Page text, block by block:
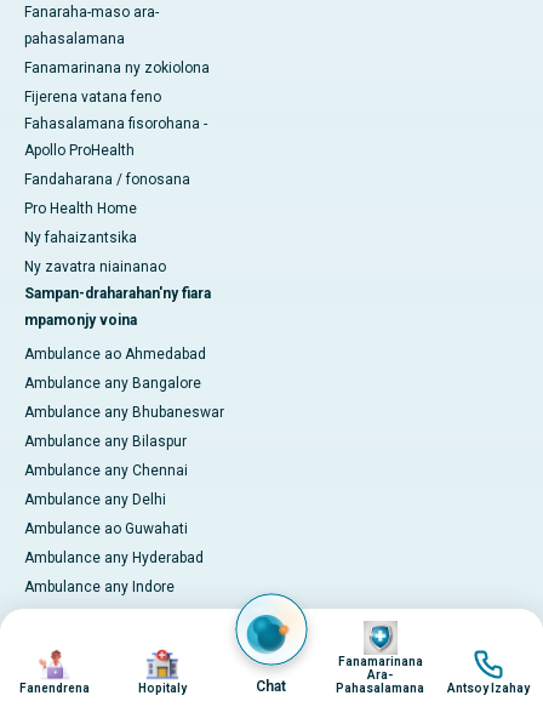
Fanaraha-maso ara-
pahasalamana
Fanamarinana ny zokiolona
Fijerena vatana feno
Fahasalamana fisorohana -
Apollo ProHealth
Fandaharana / fonosana
Pro Health Home
Ny fahaizantsika
Ny zavatra niainanao
Sampan-draharahan'ny fiara
mpamonjy voina
Ambulance ao Ahmedabad
Ambulance any Bangalore
Ambulance any Bhubaneswar
Ambulance any Bilaspur
Ambulance any Chennai
Ambulance any Delhi
Ambulance ao Guwahati
Ambulance any Hyderabad
Ambulance any Indore
Ambulance any Karaikudi
Ambulance ao Karur
Image
Fanendrena
Image
Hopitaly Chat
Image
Fanamarinana
Ara-
Pahasalamana
Image
Antsoy Izahay